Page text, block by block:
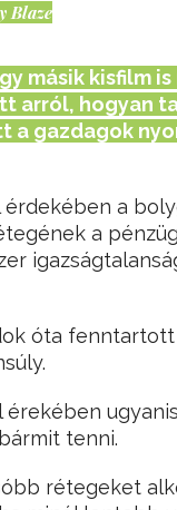
Blaze
másik kisfilm
arról, hogyan
a gazdagok
érdekében a
a
óta
érekében
tenni.
rétegeket